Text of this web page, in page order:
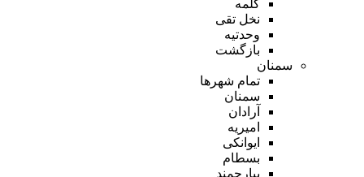
کلمه
نخل تقی
وحدتیه
بازگشت
سمنان
تمام شهر‌ها
سمنان
آرادان
امیریه
ایوانکی
بسطام
بیارجمند